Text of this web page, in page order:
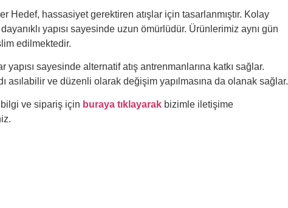
Hedef, hassasiyet gerektiren atışlar için tasarlanmıştır. Kolay
yapısı sayesinde uzun ömürlüdür. Ürünlerimiz aynı gün
edilmektedir.
yapısı sayesinde alternatif atış antrenmanlarına katkı sağlar.
asılabilir ve düzenli olarak değişim yapılmasına da olanak sağlar.
ve sipariş için buraya tıklayarak bizimle iletişime